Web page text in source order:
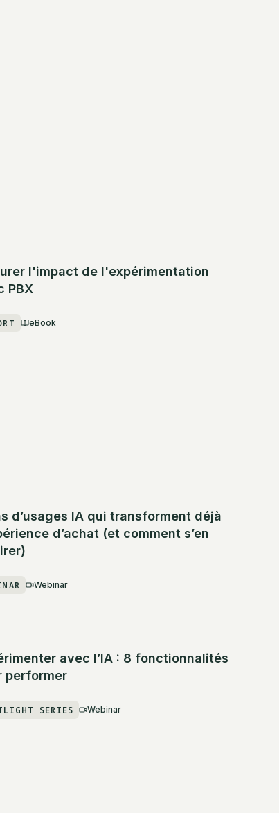
l'impact de l'expérimentation
PBX
eBook
d’usages IA qui transforment déjà
d’achat (et comment s’en
Webinar
avec l’IA : 8 fonctionnalités
performer
SERIES Webinar